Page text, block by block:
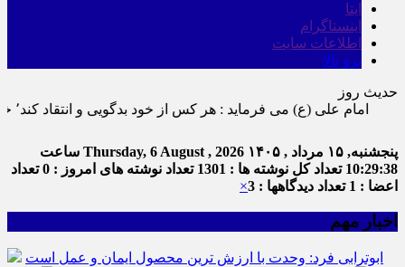
ایتا
اینستاگرام
اطلاعات سایت
برو بالا
حدیث روز
امام علی (ع) می فرماید : هر کس از خود بدگویی و انتقاد کند٬ خود را اصلاح کرده و هر کس خودستایی نماید٬ پس به تحقیق خویش را تباه نموده است.
پنجشنبه, ۱۵ مرداد , ۱۴۰۵ Thursday, 6 August , 2026 ساعت
10:29:39 تعداد کل نوشته ها : 1301 تعداد نوشته های امروز : 0
تعداد
اعضا : 1
تعداد دیدگاهها : 3 ×
اخبار مهم
ابوترابی فرد: وحدت با ارزش ترین محصول ایمان و عمل است